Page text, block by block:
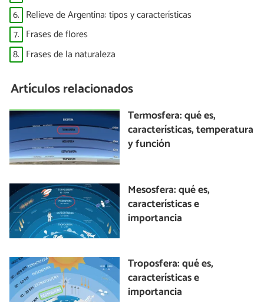
6. Relieve de Argentina: tipos y características
7. Frases de flores
8. Frases de la naturaleza
Artículos relacionados
Termosfera: qué es,
características, temperatura
y función
Mesosfera: qué es,
características e
importancia
Troposfera: qué es,
características e
importancia